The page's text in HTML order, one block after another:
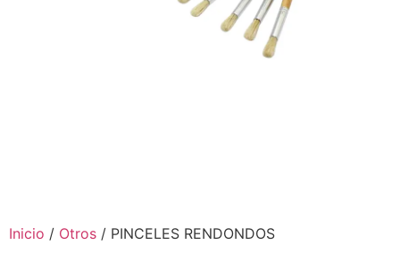
Inicio / Otros / PINCELES RENDONDOS